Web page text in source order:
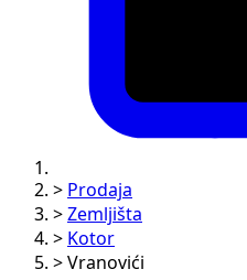
> Prodaja
> Zemljišta
> Kotor
> Vranovići